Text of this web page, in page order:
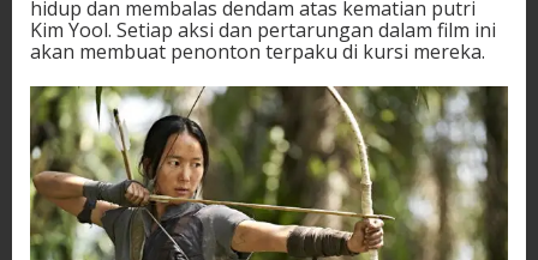
hidup dan membalas dendam atas kematian putri
Kim Yool. Setiap aksi dan pertarungan dalam film ini
akan membuat penonton terpaku di kursi mereka.